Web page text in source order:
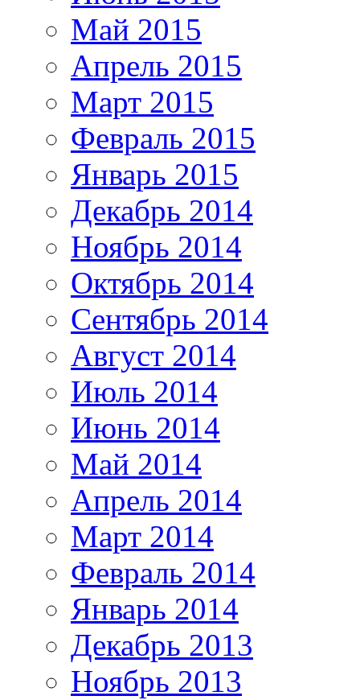
Май 2015
Апрель 2015
Март 2015
Февраль 2015
Январь 2015
Декабрь 2014
Ноябрь 2014
Октябрь 2014
Сентябрь 2014
Август 2014
Июль 2014
Июнь 2014
Май 2014
Апрель 2014
Март 2014
Февраль 2014
Январь 2014
Декабрь 2013
Ноябрь 2013